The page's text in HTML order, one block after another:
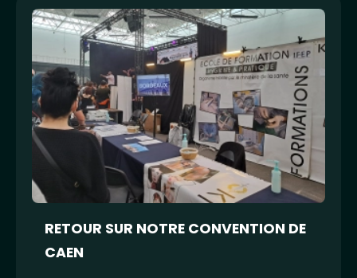
RETOUR SUR NOTRE CONVENTION DE
CAEN